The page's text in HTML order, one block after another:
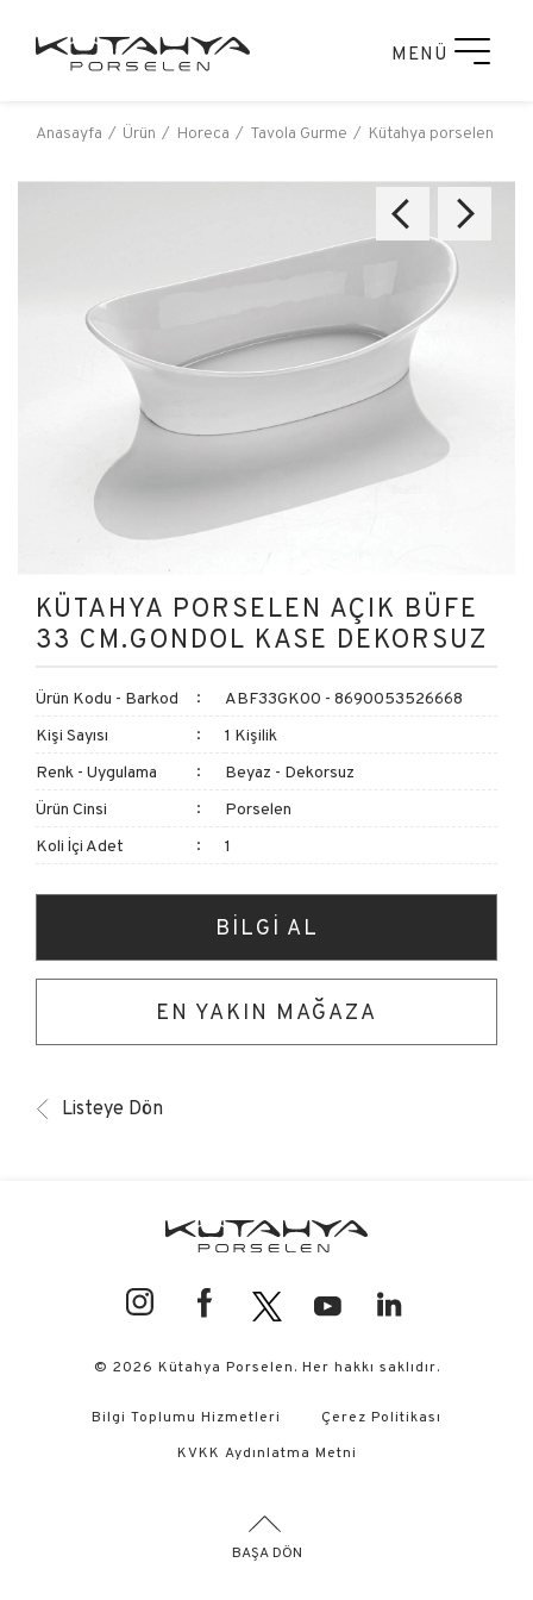
MENÜ
Anasayfa Ürün Horeca Tavola Gurme Kütahya porselen
KÜTAHYA PORSELEN AÇIK BÜFE
33 CM.GONDOL KASE DEKORSUZ
Ürün Kodu - Barkod
ABF33GK00 - 8690053526668
Kişi Sayısı
1 Kişilik
Renk - Uygulama
Beyaz - Dekorsuz
Ürün Cinsi
Porselen
Koli İçi Adet
1
BİLGİ AL
EN YAKIN MAĞAZA
Listeye Dön
© 2026 Kütahya Porselen. Her hakkı saklıdır.
Bilgi Toplumu Hizmetleri
Çerez Politikası
KVKK Aydınlatma Metni
BAŞA DÖN